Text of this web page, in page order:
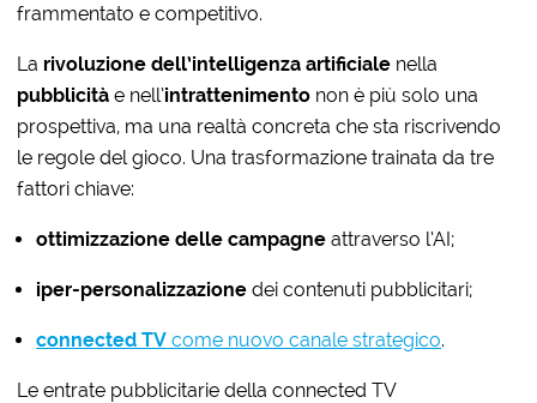
frammentato e competitivo.
La rivoluzione dell’intelligenza artificiale nella
pubblicità e nell’intrattenimento non è più solo una
prospettiva, ma una realtà concreta che sta riscrivendo
le regole del gioco. Una trasformazione trainata da tre
fattori chiave:
ottimizzazione delle campagne attraverso l’AI;
iper-personalizzazione dei contenuti pubblicitari;
connected TV come nuovo canale strategico.
Le entrate pubblicitarie della connected TV